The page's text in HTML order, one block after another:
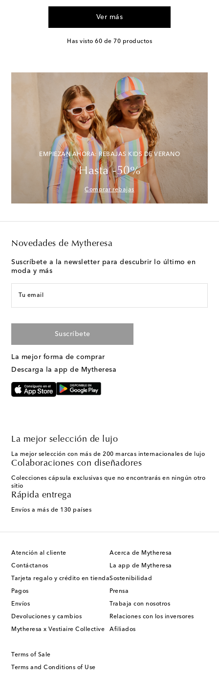
Ver más
Has visto 60 de 70 productos
EMPIEZAN AHORA: REBAJAS KIDS DE VERANO
Hasta -50%
Comprar rebajas
Novedades de Mytheresa
Suscríbete a la newsletter para descubrir lo último en
moda y más
Tu email
Suscríbete
La mejor forma de comprar
Descarga la app de Mytheresa
La mejor selección de lujo
La mejor selección con más de 200 marcas internacionales de lujo
Colaboraciones con diseñadores
Colecciones cápsula exclusivas que no encontrarás en ningún otro
sitio
Rápida entrega
Envíos a más de 130 países
Atención al cliente
Contáctanos
Tarjeta regalo y crédito en tienda
Pagos
Envíos
Devoluciones y cambios
Mytheresa x Vestiaire Collective
Acerca de Mytheresa
La app de Mytheresa
Sostenibilidad
Prensa
Trabaja con nosotros
Relaciones con los inversores
Afiliados
Terms of Sale
Terms and Conditions of Use